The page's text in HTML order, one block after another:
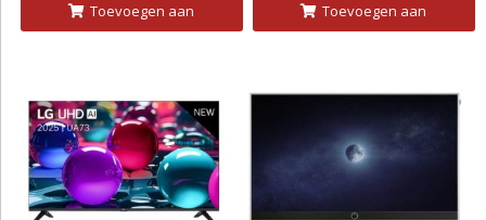
Toevoegen aan Toevoegen aan